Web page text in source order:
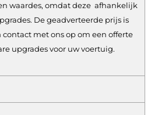
waardes, omdat deze afhankelijk
De geadverteerde prijs is
contact met ons op om een offerte
upgrades voor uw voertuig.